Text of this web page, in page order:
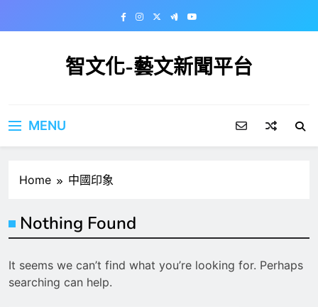
智文化-藝文新聞平台
MENU
Home 中國印象
Nothing Found
It seems we can’t find what you’re looking for. Perhaps
searching can help.